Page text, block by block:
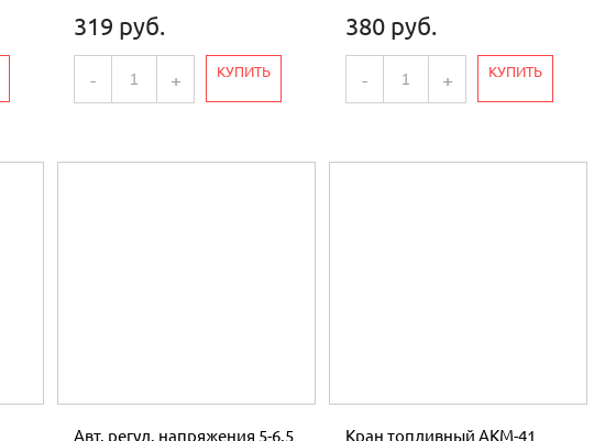
319 руб.
- + КУПИТЬ
380 руб.
- + КУПИТЬ
Авт. регул. напряжения 5-6.5
Кран топливный АКМ-41